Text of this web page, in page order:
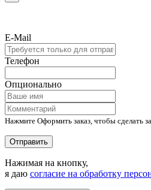
E-Mail
Телефон
Опционально
Нажмите Оформить заказ, чтобы сделать
Отправить
Нажимая на кнопку,
я даю согласие на обработку